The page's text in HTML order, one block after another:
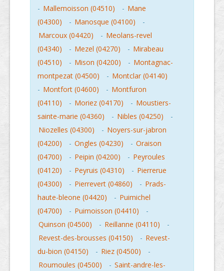
- Mallemoisson (04510) - Mane
(04300)
- Manosque (04100)
-
Marcoux (04420)
- Meolans-revel
(04340)
- Mezel (04270) - Mirabeau
(04510)
- Mison (04200) - Montagnac-
montpezat (04500)
- Montclar (04140)
- Montfort (04600) - Montfuron
(04110)
- Moriez (04170) - Moustiers-
sainte-marie (04360)
- Nibles (04250)
-
Niozelles (04300)
- Noyers-sur-jabron
(04200)
- Ongles (04230) - Oraison
(04700)
- Peipin (04200) - Peyroules
(04120)
- Peyruis (04310) - Pierrerue
(04300)
- Pierrevert (04860) - Prads-
haute-bleone (04420)
- Puimichel
(04700)
- Puimoisson (04410)
-
Quinson (04500)
- Reillanne (04110)
-
Revest-des-brousses (04150)
- Revest-
du-bion (04150)
- Riez (04500)
-
Roumoules (04500)
- Saint-andre-les-